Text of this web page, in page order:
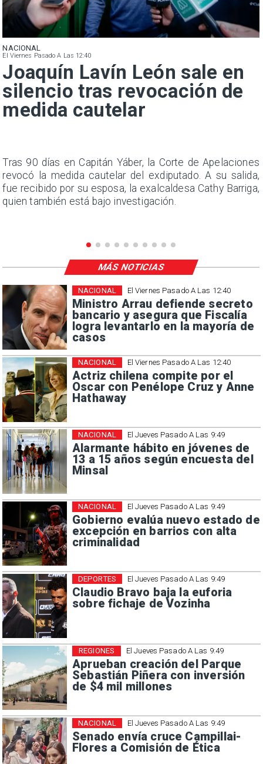
NACIONAL
El Viernes Pasado A Las 12:40
Joaquín Lavín León sale en
silencio tras revocación de
medida cautelar
Tras 90 días en Capitán Yáber, la Corte de Apelaciones
revocó la medida cautelar del exdiputado. A su salida,
fue recibido por su esposa, la exalcaldesa Cathy Barriga,
quien también está bajo investigación.
El Viernes Pasado A Las 12:40
Ministro Arrau defiende secreto
bancario y asegura que Fiscalía
logra levantarlo en la mayoría de
casos
NACIONAL
El Viernes Pasado A Las 12:40
Actriz chilena compite por el
Oscar con Penélope Cruz y Anne
Hathaway
NACIONAL
El Jueves Pasado A Las 9:49
Alarmante hábito en jóvenes de
13 a 15 años según encuesta del
Minsal
NACIONAL
El Jueves Pasado A Las 9:49
Gobierno evalúa nuevo estado de
excepción en barrios con alta
criminalidad
NACIONAL
El Jueves Pasado A Las 9:49
Claudio Bravo baja la euforia
sobre fichaje de Vozinha
DEPORTES
El Jueves Pasado A Las 9:49
Aprueban creación del Parque
Sebastián Piñera con inversión
de $4 mil millones
REGIONES
El Jueves Pasado A Las 9:49
Senado envía cruce Campillai-
Flores a Comisión de Ética
NACIONAL
MÁS NOTICIAS